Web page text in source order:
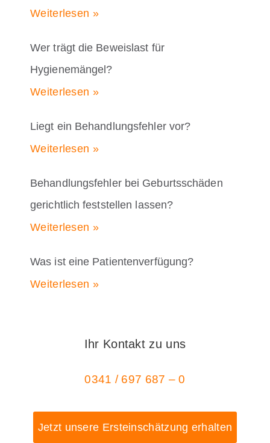
Weiterlesen »
Wer trägt die Beweislast für
Hygienemängel?
Weiterlesen »
Liegt ein Behandlungsfehler vor?
Weiterlesen »
Behandlungsfehler bei Geburtsschäden
gerichtlich feststellen lassen?
Weiterlesen »
Was ist eine Patientenverfügung?
Weiterlesen »
Ihr Kontakt zu uns
0341 / 697 687 – 0
Jetzt unsere Ersteinschätzung erhalten